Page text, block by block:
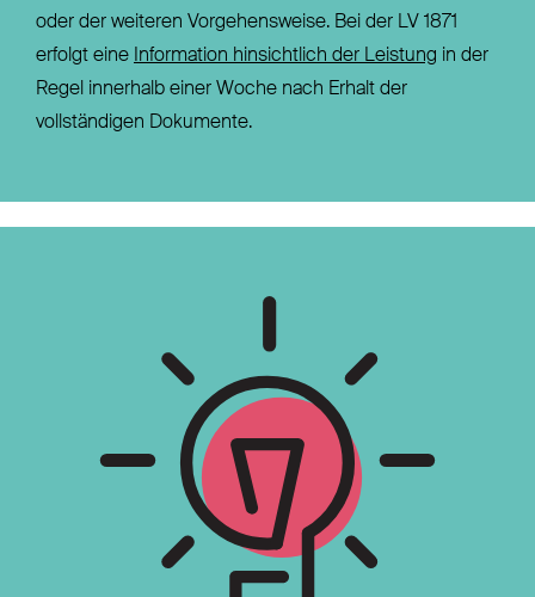
oder der weiteren Vorgehensweise. Bei der LV 1871
erfolgt eine Information hinsichtlich der Leistung in der
Regel innerhalb einer Woche nach Erhalt der
vollständigen Dokumente.